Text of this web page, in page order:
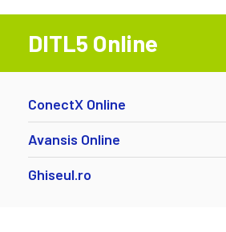
DITL5 Online
ConectX Online
Avansis Online
Ghiseul.ro